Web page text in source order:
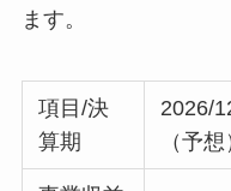
ます。
項目/決
算期
2026/
（予想